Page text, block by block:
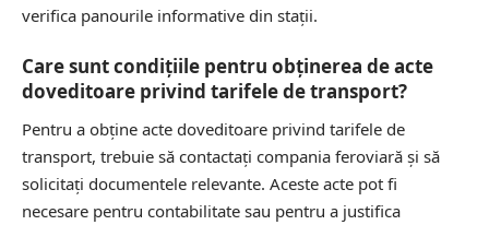
verifica panourile informative din stații.
Care sunt condițiile pentru obținerea de acte
doveditoare privind tarifele de transport?
Pentru a obține acte doveditoare privind tarifele de
transport, trebuie să contactați compania feroviară și să
solicitați documentele relevante. Aceste acte pot fi
necesare pentru contabilitate sau pentru a justifica